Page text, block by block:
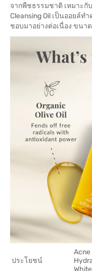
จากพืชธรรมชาติ เหมาะกั
Cleansing Oil เป็นออยล์
ชอบมาอย่างต่อเนื่อง ขนา
ประโยชน์
Acne